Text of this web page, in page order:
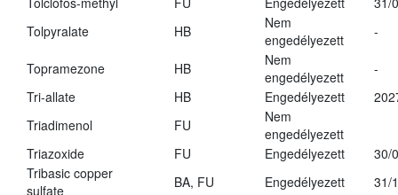
Tolpyralate
HB
Nem
engedélyezett
-
Topramezone HB
Nem
engedélyezett
-
Tri-allate
HB Engedélyezett
Triadimenol
FU
Nem
engedélyezett
Triazoxide
FU Engedélyezett
30/
Tribasic copper
sulfate
BA, FU Engedélyezett
31/